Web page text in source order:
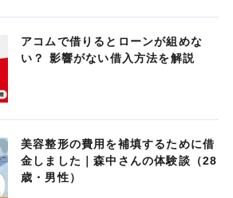
アコムで借りるとローンが組めな
い？ 影響がない借入方法を解説
美容整形の費用を補填するために借
金しました｜森中さんの体験談（28
歳・男性）